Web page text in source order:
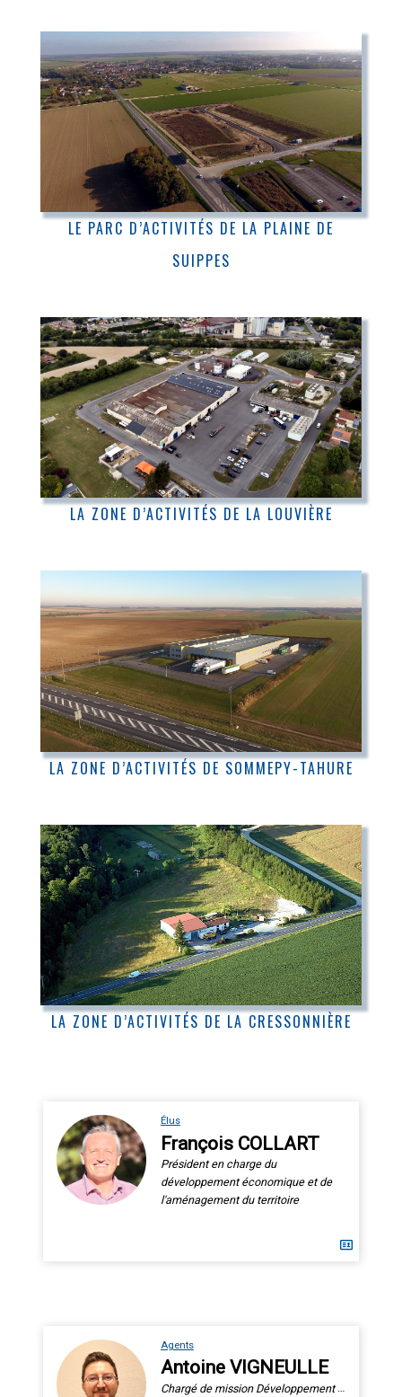
LE PARC D’ACTIVITÉS DE LA PLAINE DE
SUIPPES
LA ZONE D’ACTIVITÉS DE LA LOUVIÈRE
LA ZONE D’ACTIVITÉS DE SOMMEPY-TAHURE
LA ZONE D’ACTIVITÉS DE LA CRESSONNIÈRE
Élus
François COLLART
Président en charge du
développement économique et de
l'aménagement du territoire
Agents
Antoine VIGNEULLE
Chargé de mission Développement Économique